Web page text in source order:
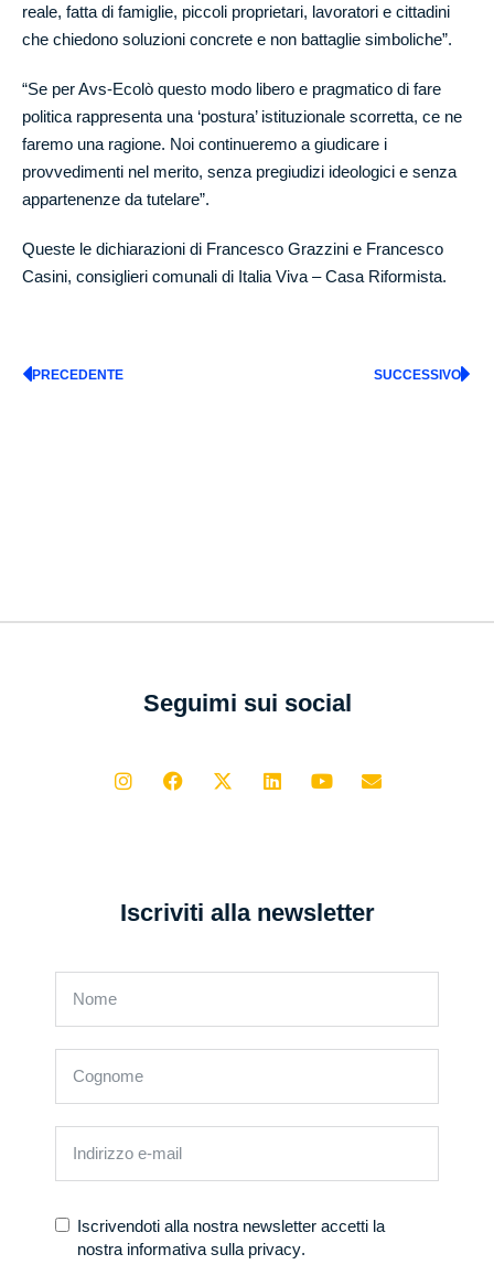
reale, fatta di famiglie, piccoli proprietari, lavoratori e cittadini
che chiedono soluzioni concrete e non battaglie simboliche”.
“Se per Avs-Ecolò questo modo libero e pragmatico di fare
politica rappresenta una ‘postura’ istituzionale scorretta, ce ne
faremo una ragione. Noi continueremo a giudicare i
provvedimenti nel merito, senza pregiudizi ideologici e senza
appartenenze da tutelare”.
Queste le dichiarazioni di Francesco Grazzini e Francesco
Casini, consiglieri comunali di Italia Viva – Casa Riformista.
PRECEDENTE SUCCESSIVO
Seguimi sui social
Iscriviti alla newsletter
Iscrivendoti alla nostra newsletter accetti la
nostra informativa sulla privacy.